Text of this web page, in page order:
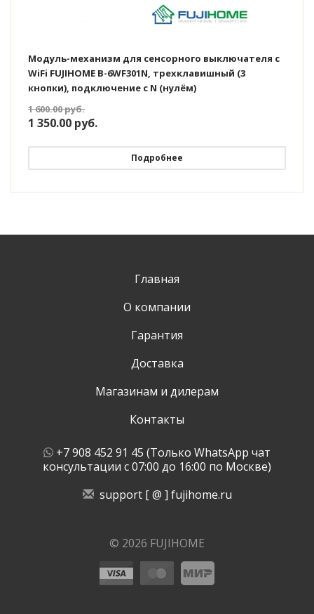
Модуль-механизм для сенсорного выключателя с
WiFi FUJIHOME B-6WF301N, трехклавишный (3
кнопки), подключение с N (нулём)
1 600.00руб.
1 350.00 руб.
Подробнее
Главная
О компании
Гарантия
Доставка
Магазинам и дилерам
Контакты
+7 908 452 91 45 (Только WhatsApp чат
консультации с 07:00 до 16:00 по Москве)
support [ @ ] fujihome.ru
© 2026 FUJIHOME